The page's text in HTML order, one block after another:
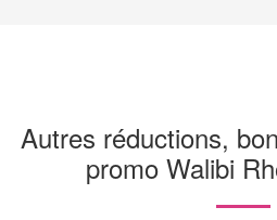
Autres réductions,
promo Walibi